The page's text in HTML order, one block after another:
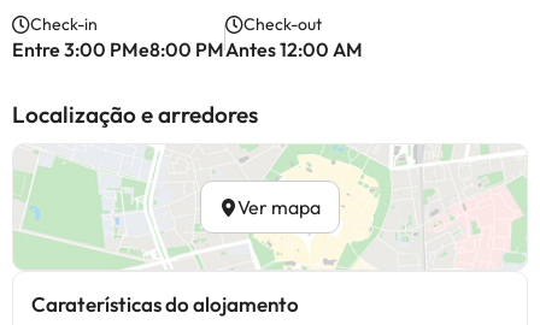
Check-in
Entre 3:00 PMe8:00 PM
Check-out
Antes 12:00 AM
Localização e arredores
Ver mapa
Caraterísticas do alojamento